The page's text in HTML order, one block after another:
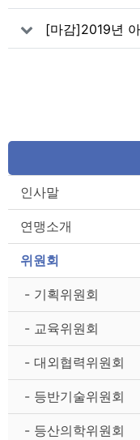
(8차) - 아시안
[마감]2019년
청(7차) - 월드
인사말
연맹소개
위원회
- 기획위원회
- 교육위원회
- 대외협력위원회
- 등반기술위원회
- 등산의학위원회